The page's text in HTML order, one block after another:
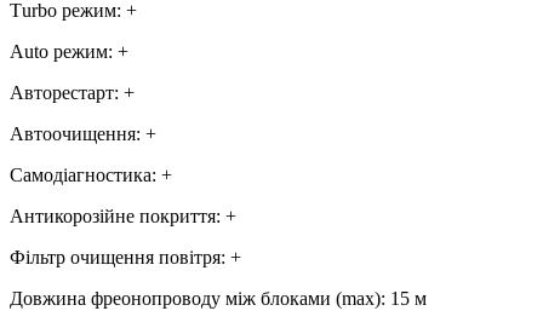
Тurbo режим: +
Аuto режим: +
Авторестарт: +
Автоочищення: +
Самодіагностика: +
Антикорозійне покриття: +
Фільтр очищення повітря: +
Довжина фреонопроводу між блоками (max): 15 м